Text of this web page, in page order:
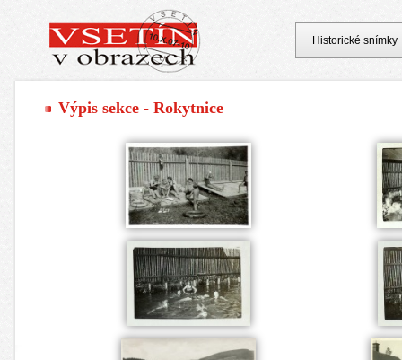
Výpis sekce - Rokytnice
Historické snímky